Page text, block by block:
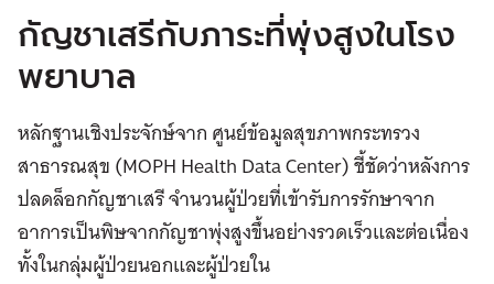
กัญชาเสรีกับภาระที่พุ่งสูงในโรง
พยาบาล
หลักฐานเชิงประจักษ์จาก ศูนย์ข้อมูลสุขภาพกระทรวง
สาธารณสุข (MOPH Health Data Center) ชี้ชัดว่าหลังการ
ปลดล็อกกัญชาเสรี จำนวนผู้ป่วยที่เข้ารับการรักษาจาก
อาการเป็นพิษจากกัญชาพุ่งสูงขึ้นอย่างรวดเร็วและต่อเนื่อง
ทั้งในกลุ่มผู้ป่วยนอกและผู้ป่วยใน